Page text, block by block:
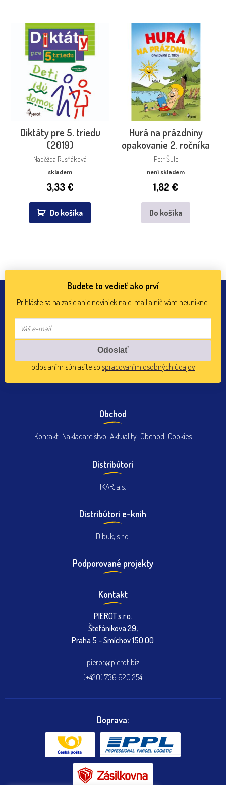
Diktáty pre 5. triedu
(2019)
Naděžda Rusňáková
skladem
3,33€
Do košíka
Hurá na prázdniny
opakovanie 2. ročníka
Petr Šulc
není skladem
1,82 €
Do košíka
Budete to vedieť ako prví
Prihláste sa na zasielanie noviniek na e-mail a nič vám neunikne.
odoslaním súhlasíte so spracovaním osobných údajov
Obchod
Kontakt Nakladateľstvo Aktuality Obchod Cookies
Distribútori
IKAR, a.s.
Distribútori e-knih
Dibuk, s.r.o.
Podporované projekty
Kontakt
PIEROT s.r.o.
Štefánikova 29,
Praha 5 – Smíchov 150 00
pierot@pierot.biz
(+420) 736 620 254
Doprava: